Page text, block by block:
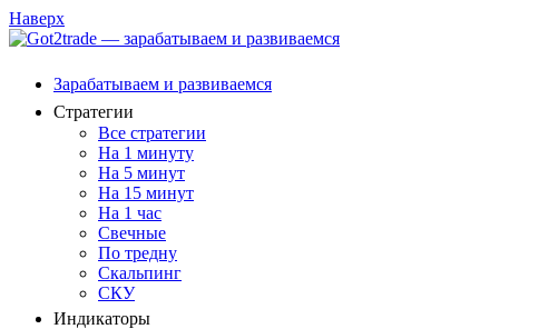
Наверх
Зарабатываем и развиваемся
Стратегии
Все стратегии
На 1 минуту
На 5 минут
На 15 минут
На 1 час
Свечные
По тредну
Скальпинг
СКУ
Индикаторы